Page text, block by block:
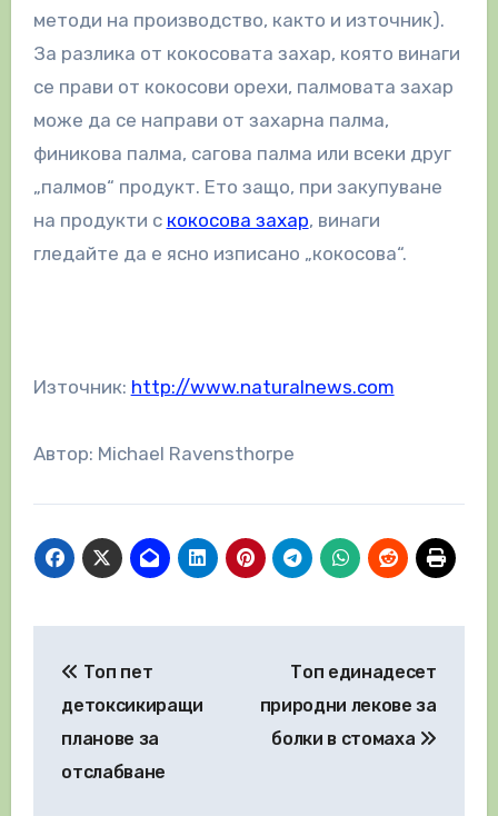
методи на производство, както и източник).
За разлика от кокосовата захар, която винаги
се прави от кокосови орехи, палмовата захар
може да се направи от захарна палма,
финикова палма, сагова палма или всеки друг
„палмов“ продукт. Ето защо, при закупуване
на продукти с кокосова захар, винаги
гледайте да е ясно изписано „кокосова“.
Източник: http://www.naturalnews.com
Автор: Michael Ravensthorpe
Топ пет
детоксикиращи
планове за
отслабване
Топ единадесет
природни лекове за
болки в стомаха